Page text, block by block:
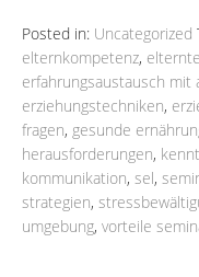
Posted in: Uncategorized
elternkompetenz,
erfahrungsaustausch mit
erziehungstechniken,
fragen, gesunde
herausforderungen,
kommunikation, sel,
strategien,
umgebung, vorteile